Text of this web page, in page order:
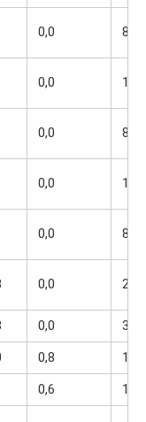
0,0 87
0,0 163
0,0 80
0,0 108
0,0 89
0,0 208
0,0
364
0,8
197
0,6
165